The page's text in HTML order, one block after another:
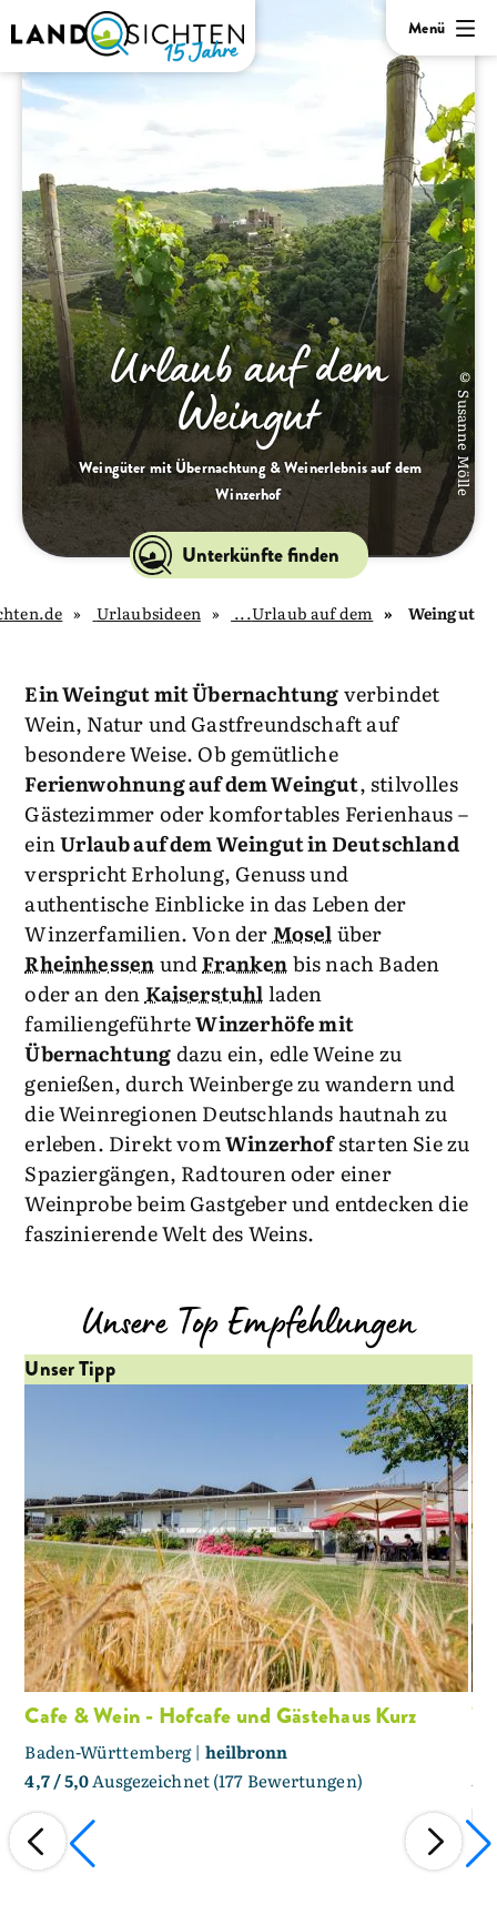
Menü
© Susanne Mölle
Urlaub auf dem
Weingut
Weingüter mit Übernachtung & Weinerlebnis auf dem
Winzerhof
Unterkünfte finden
Weingut
Urlaub auf dem...
Urlaubsideen
Ein Weingut mit Übernachtungverbindet
Wein, Natur und Gastfreundschaft auf
besondere Weise. Ob gemütliche
Ferienwohnung auf dem Weingut, stilvolles
Gästezimmer oder komfortables Ferienhaus –
einUrlaub auf dem Weingut in Deutschland
verspricht Erholung, Genuss und
authentische Einblicke in das Leben der
Winzerfamilien. Von derMoselüber
RheinhessenundFrankenbis nach Baden
oder an den Kaiserstuhlladen
familiengeführteWinzerhöfe mit
Übernachtungdazu ein, edle Weine zu
genießen, durch Weinberge zu wandern und
die Weinregionen Deutschlands hautnah zu
erleben. Direkt vomWinzerhofstarten Sie zu
Spaziergängen, Radtouren oder einer
Weinprobe beim Gastgeber und entdecken die
faszinierende Welt des Weins.
Unsere Top Empfehlungen
Unser Tipp
Cafe & Wein - Hofcafe und Gästehaus Kurz
Baden-Württemberg | heilbronn
4,7/ 5,0Ausgezeichnet (177 Bewertungen)
5,0